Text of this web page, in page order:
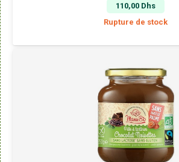
110,00 Dhs
Rupture de stock